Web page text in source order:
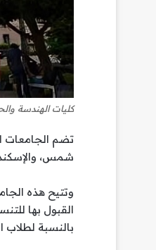
كليات الهندسة
تضم الجامعات
شمس،
وتتيح هذه
القبول بها
بالنسبة لطلاب